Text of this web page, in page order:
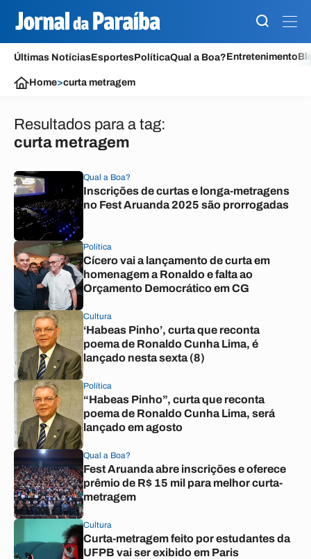
Últimas NotíciasEsportesPolíticaQual a Boa?Entretenimento
Home>curta metragem
Resultados para a tag:
curta metragem
Qual a Boa?
Inscrições de curtas e longa-metragens
no Fest Aruanda 2025 são prorrogadas
Política
Cícero vai a lançamento de curta em
homenagem a Ronaldo e falta ao
Orçamento Democrático em CG
Cultura
‘Habeas Pinho’, curta que reconta
poema de Ronaldo Cunha Lima, é
lançado nesta sexta (8)
Política
“Habeas Pinho”, curta que reconta
poema de Ronaldo Cunha Lima, será
lançado em agosto
Qual a Boa?
Fest Aruanda abre inscrições e oferece
prêmio de R$ 15 mil para melhor curta-
metragem
Cultura
Curta-metragem feito por estudantes da
UFPB vai ser exibido em Paris